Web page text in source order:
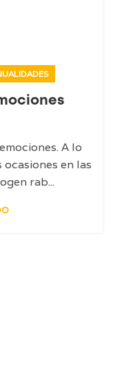
A lo
en las
rab...